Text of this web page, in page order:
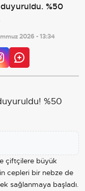
%50
2026 - 13:34
çiftçilere büyük
cepleri bir nebze de
sağlanmaya başladı.